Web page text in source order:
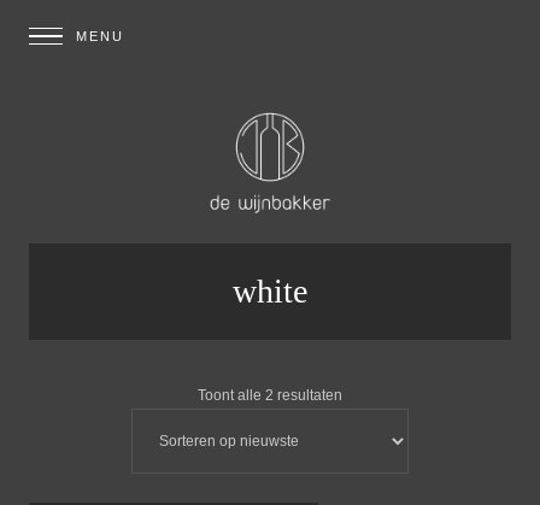
white
Toont alle 2 resultaten